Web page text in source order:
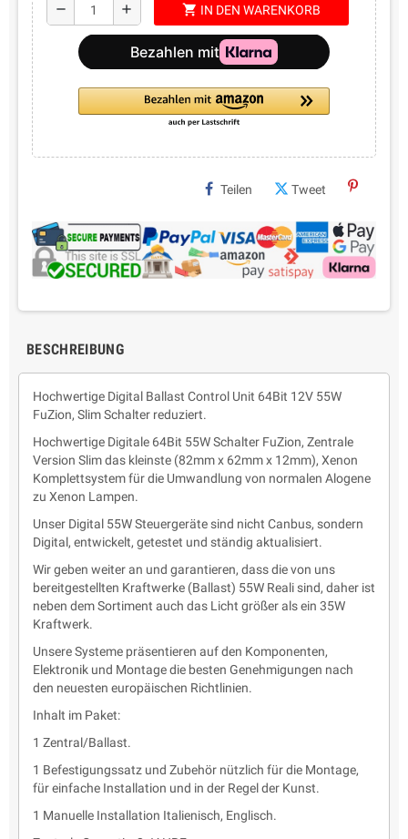
remove add shopping_cart IN DEN WARENKORB
Teilen Tweet
BESCHREIBUNG
Hochwertige Digital Ballast Control Unit 64Bit 12V 55W
FuZion, Slim Schalter reduziert.
Hochwertige Digitale 64Bit 55W Schalter FuZion, Zentrale
Version Slim das kleinste (82mm x 62mm x 12mm), Xenon
Komplettsystem für die Umwandlung von normalen Alogene
zu Xenon Lampen.
Unser Digital 55W Steuergeräte sind nicht Canbus, sondern
Digital, entwickelt, getestet und ständig aktualisiert.
Wir geben weiter an und garantieren, dass die von uns
bereitgestellten Kraftwerke (Ballast) 55W Reali sind, daher ist
neben dem Sortiment auch das Licht größer als ein 35W
Kraftwerk.
Unsere Systeme präsentieren auf den Komponenten,
Elektronik und Montage die besten Genehmigungen nach
den neuesten europäischen Richtlinien.
Inhalt im Paket:
1 Zentral/Ballast.
1 Befestigungssatz und Zubehör nützlich für die Montage,
für einfache Installation und in der Regel der Kunst.
1 Manuelle Installation Italienisch, Englisch.